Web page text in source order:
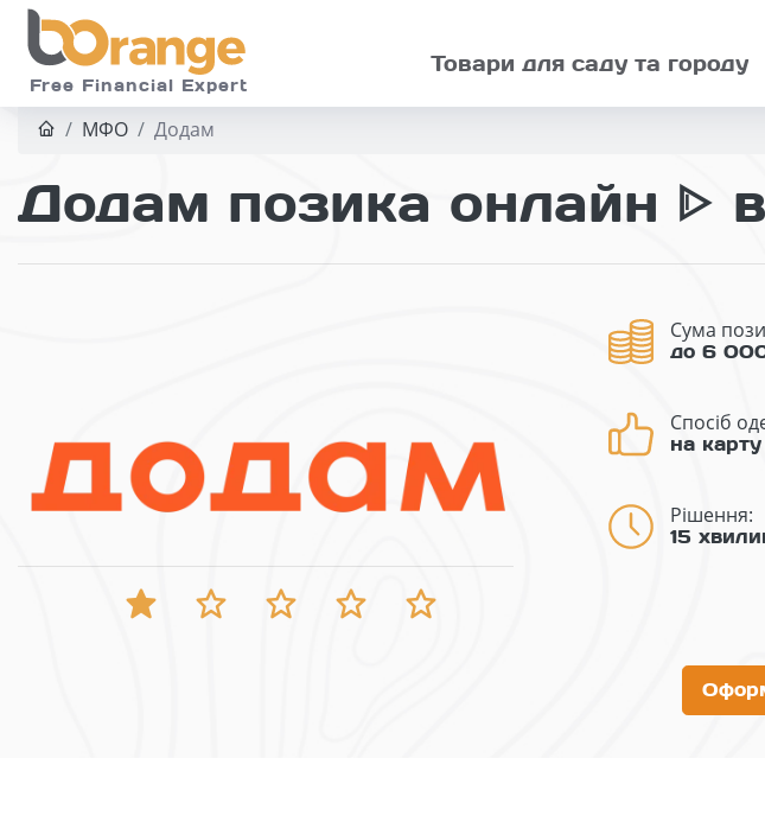
Skip to main
Free Financial Expert
Товари для саду та городу
МФО Додам
Додам позика онлайн ᐈ
Сума
до 6
Спосіб
на карту
Рішення:
15